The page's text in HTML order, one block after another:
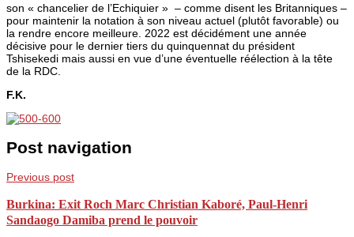
son « chancelier de l’Echiquier » – comme disent les Britanniques –
pour maintenir la notation à son niveau actuel (plutôt favorable) ou
la rendre encore meilleure. 2022 est décidément une année
décisive pour le dernier tiers du quinquennat du président
Tshisekedi mais aussi en vue d’une éventuelle réélection à la tête
de la RDC.
F.K.
Post navigation
Previous post
Burkina: Exit Roch Marc Christian Kaboré, Paul-Henri
Sandaogo Damiba prend le pouvoir